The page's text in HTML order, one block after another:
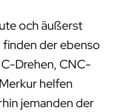
och äußerst
der ebenso
Drehen, CNC-
helfen
jemanden der